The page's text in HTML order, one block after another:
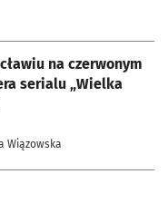
na czerwonym
serialu „Wielka
Wiązowska